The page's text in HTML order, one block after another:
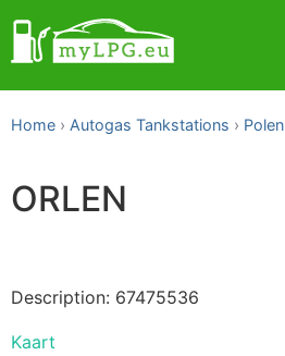
Home Autogas Tankstations Polen
ORLEN
Description: 67475536
Kaart